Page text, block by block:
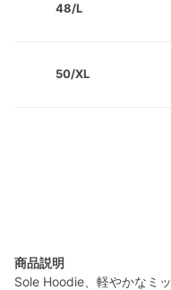
48/L
50/XL
商品説明
Sole Hoodie、軽やかなミ